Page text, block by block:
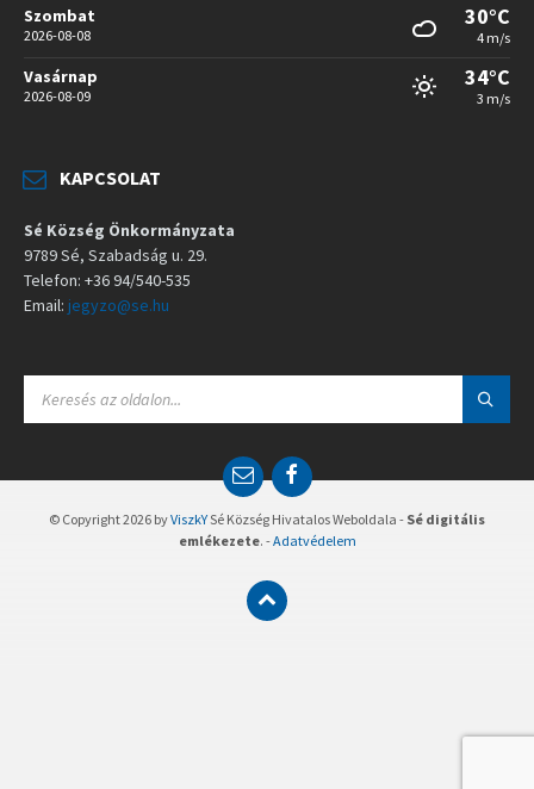
Szombat
2026-08-08
30°C
4 m/s
Vasárnap
2026-08-09
34°C
3 m/s
KAPCSOLAT
Sé Község Önkormányzata
9789 Sé, Szabadság u. 29.
Telefon: +36 94/540-535
Email: jegyzo@se.hu
A
E
m
a
i
l
F
a
c
e
b
© Copyright 2026 byViszkYSé Község Hivatalos Weboldala - Sé digitális
emlékezete. -Adatvédelem